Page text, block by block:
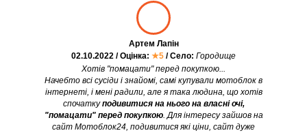
Хотів "помацати" перед покупкою...
Начебто всі сусіди і знайомі, самі купували мотоблок в
інтернеті, і мені радили, але я така людина, що хотів
спочаткуподивитися на нього на власні очі,
"помацати" перед покупкою. Для інтересу зайшов на
сайт Мотоблок24, подивитися які ціни, сайт дуже
Артем Лапін
02.10.2022 / Оцінка: ★5 / Село: Городище